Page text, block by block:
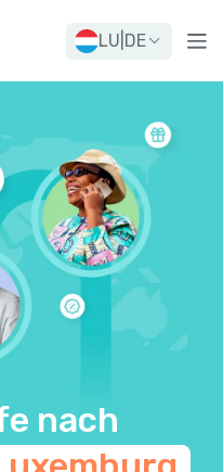
LU DE
nach